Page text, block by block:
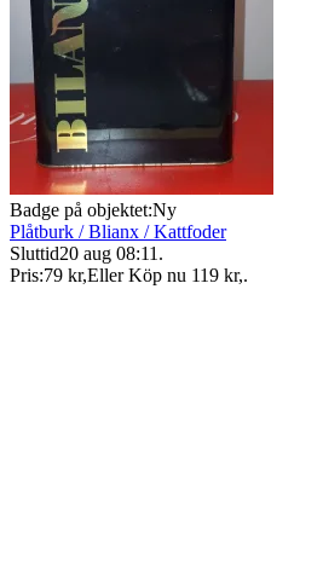
Badge på objektet:Ny
Plåtburk / Blianx / Kattfoder
Sluttid20 aug 08:11 .
Pris:79 kr,Eller Köp nu 119 kr,.